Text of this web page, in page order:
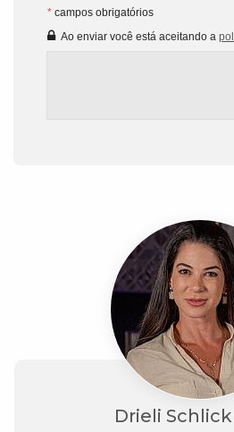
* campos obrigatórios
Ao enviar você está aceitando a
Drieli